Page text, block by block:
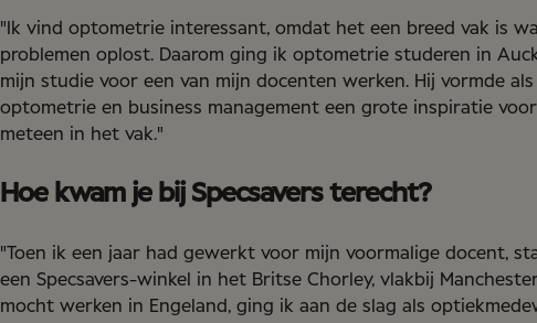
"Ik vind optometrie interessant, omdat het een breed vak is
problemen oplost. Daarom ging ik optometrie studeren in
mijn studie voor een van mijn docenten werken. Hij vormde
optometrie en business management een grote inspiratie
meteen in het vak."
Hoe kwam je bij Specsavers terecht?
"Toen ik een jaar had gewerkt voor mijn voormalige docent,
een Specsavers-winkel in het Britse Chorley, vlakbij
mocht werken in Engeland, ging ik aan de slag als